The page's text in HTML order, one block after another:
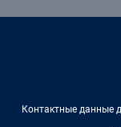
Контактные данные